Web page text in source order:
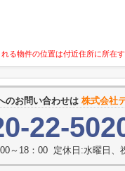
る物件の位置は付近住所に所在
のお問い合わせは 株式会社
22-
～18：00 定休日:水曜日、